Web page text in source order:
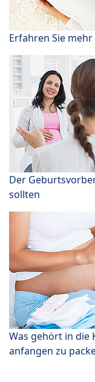
Erfahren Sie
Der
sollten
Was gehört in die
anfangen zu